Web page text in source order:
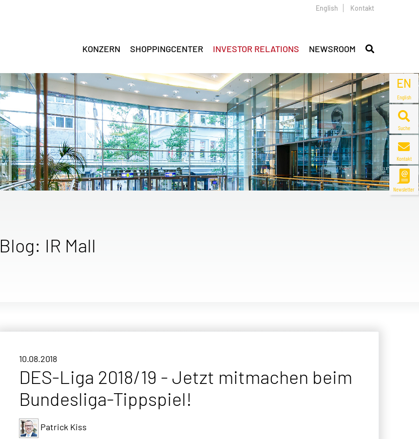
EN
English
Suche
Kontakt
Newsletter
English Kontakt
KONZERN SHOPPINGCENTER INVESTOR RELATIONS NEWSROOM
Blog: IR Mall
10.08.2018
DES-Liga 2018/19 - Jetzt mitmachen beim
Bundesliga-Tippspiel!
Patrick Kiss